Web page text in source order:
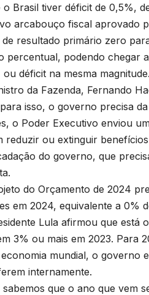
o Brasil tiver déficit de 0,5%,
arcabouço fiscal aprovado
de resultado primário zero
percentual, podendo chegar
ou déficit na mesma magnitude.
da Fazenda, Fernando
isso, o governo precisa
o Poder Executivo enviou
reduzir ou extinguir
do governo, que
do Orçamento de 2024
em 2024, equivalente a 0%
Lula afirmou que está
3% ou mais em 2023. Para
mundial, o governo
internamente.
sabemos que o ano que vem